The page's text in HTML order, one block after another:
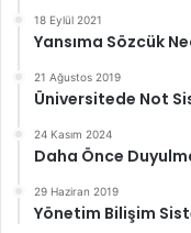
18 Eylül 2021
Yansıma Sözcük
21 Ağustos 2019
Üniversitede Not
24 Kasım 2024
Daha Önce
29 Haziran 2019
Yönetim Bilişim